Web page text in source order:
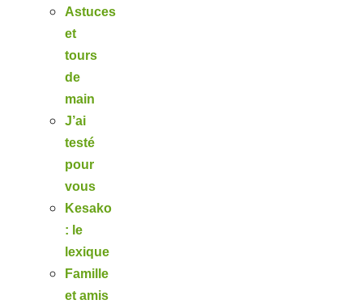
Astuces
et
tours
de
main
J’ai
testé
pour
vous
Kesako
: le
lexique
Famille
et amis